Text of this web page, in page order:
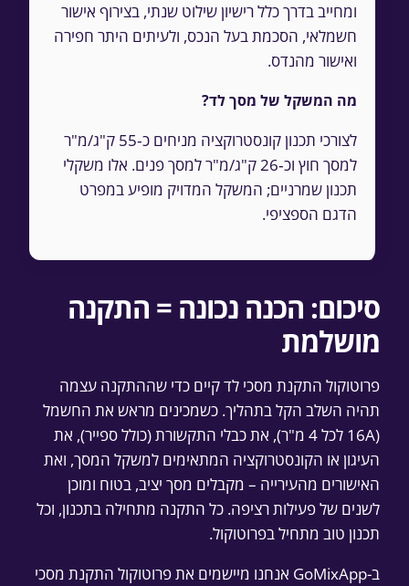
ומחייב בדרך כלל רישיון שילוט שנתי, בצירוף אישור
חשמלאי, הסכמת בעל הנכס, ולעיתים היתר חפירה
ואישור מהנדס.
מה המשקל של מסך לד?
לצורכי תכנון קונסטרוקציה מניחים כ‑55 ק"ג/מ"ר
למסך חוץ וכ‑26 ק"ג/מ"ר למסך פנים. אלו משקלי
תכנון שמרניים; המשקל המדויק מופיע במפרט
הדגם הספציפי.
סיכום: הכנה נכונה = התקנה
מושלמת
פרוטוקול התקנת מסכי לד קיים כדי שההתקנה עצמה
תהיה השלב הקל בתהליך. כשמכינים מראש את החשמל
(16A לכל 4 מ"ר), את כבלי התקשורת (כולל ספייר), את
העיגון או הקונסטרוקציה המתאימים למשקל המסך, ואת
האישורים מהעירייה – מקבלים מסך יציב, בטוח ומוכן
לשנים של פעילות רציפה. כל התקנה מתחילה בתכנון, וכל
תכנון טוב מתחיל בפרוטוקול.
ב-GoMixApp אנחנו מיישמים את פרוטוקול התקנת מסכי